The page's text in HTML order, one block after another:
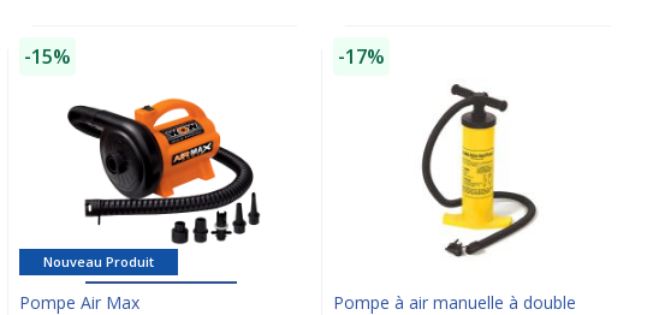
-15%
Nouveau Produit
Pompe Air Max
-17%
Pompe à air manuelle à double